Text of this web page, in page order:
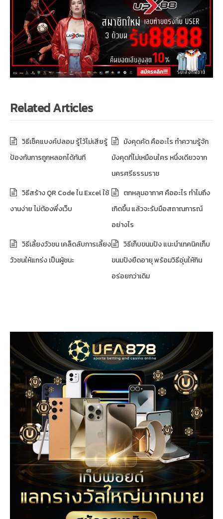
Related Articles
วิธีเช็คแบงค์ปลอม รู้ไว้ไม่เสียรู้
ป้องกันการถูกหลอกได้ทันที
มังคุดคัด คืออะไร ทำความรู้จัก
มังคุดที่ไม่เหมือนใคร หนึ่งเดียวจาก
นครศรีธรรมราช
วิธีสร้าง QR Code ใน Excel ใช้
งานง่าย ไม่ต้องพึ่งเว็บ
ตกหลุมอากาศ คืออะไร ทำไมถึง
เกิดขึ้น แล้วจะรับมือสถาณการณ์
อย่างไร
วิธีเลี้ยงวัวชน เคล็ดลับการเลี้ยง
วัวชนให้แกร่ง เป็นผู้ชนะ
วิธีเก็บขนมปัง แนะนำเทคนิคเก็บ
ขนมปังยืดอายุ พร้อมวิธีอุ่นให้กิน
อร่อยกว่าเดิม